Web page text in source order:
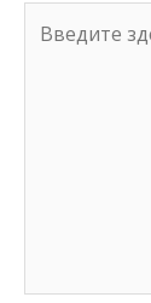
здесь...